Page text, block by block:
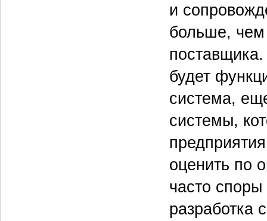
и
больше, чем
будет
система,
системы,
оценить по
часто
разработка